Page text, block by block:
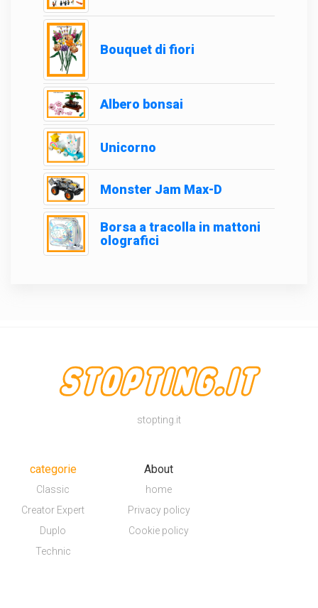
Bouquet di fiori
Albero bonsai
Unicorno
Monster Jam Max-D
Borsa a tracolla in mattoni
olografici
stopting.it
categorie
Classic
Creator Expert
Duplo
Technic
About
home
Privacy policy
Cookie policy